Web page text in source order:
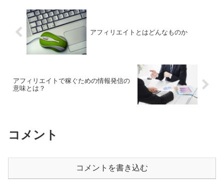
アフィリエイトとはどんなものか
アフィリエイトで稼ぐための情報発信の
意味とは？
コメント
コメントを書き込む